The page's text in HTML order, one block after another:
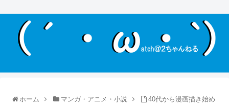
ホーム マンガ・アニメ・小説
40代から漫画描き始め